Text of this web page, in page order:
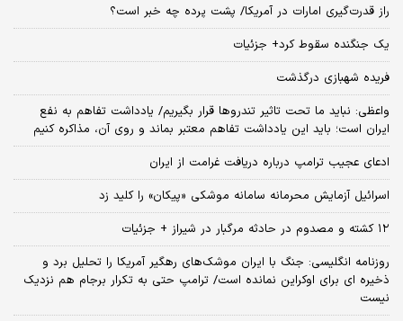
راز قدرت‌گیری امارات در آمریکا/ پشت پرده چه خبر است؟
یک جنگنده سقوط کرد+ جزئیات
فریده شهبازی درگذشت
واعظی: نباید ما تحت تاثیر تندروها قرار بگیریم/ یادداشت تفاهم به نفع
ایران است؛ باید این یادداشت تفاهم معتبر بماند و روی آن، مذاکره کنیم
ادعای عجیب ترامپ درباره دریافت غرامت از ایران
اسرائیل آزمایش محرمانه سامانه موشکی «پیکان» را کلید زد
۱۲ کشته و مصدوم در حادثه مرگبار در شیراز + جزئیات
روزنامه انگلیسی: جنگ با ایران موشک‌های رهگیر آمریکا را تحلیل برد و
ذخیره ای برای اوکراین نمانده است/ ترامپ حتی به تکرار برجام هم نزدیک
نیست